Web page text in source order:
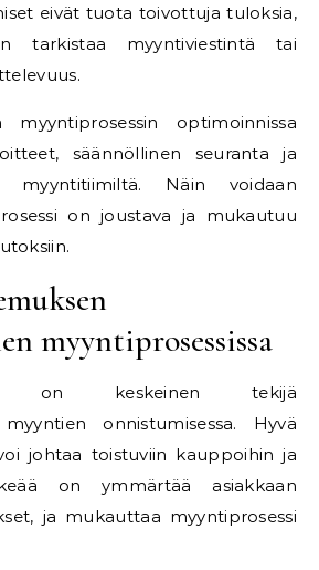
eivät tuota toivottuja tuloksia,
tarkistaa myyntiviestintä tai
myyntiprosessin optimoinnissa
säännöllinen seuranta ja
myyntitiimiltä. Näin voidaan
on joustava ja mukautuu
myyntiprosessissa
on keskeinen tekijä
onnistumisessa. Hyvä
johtaa toistuviin kauppoihin ja
on ymmärtää asiakkaan
ja mukauttaa myyntiprosessi